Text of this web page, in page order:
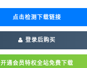
点击检测下载链接
登录后购买
开通会员特权全站免费下载